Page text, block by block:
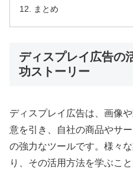
まとめ
ディスプレイ広告の
功ストーリー
ディスプレイ広告は、画像
意を引き、自社の商品やサ
の強力なツールです。様々
り、その活用方法を学ぶこ